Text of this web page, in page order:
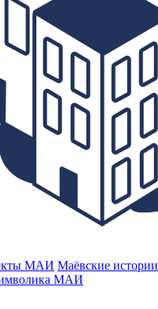
МАИ Маёвские
МАИ